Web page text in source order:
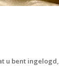
u bent ingelogd,